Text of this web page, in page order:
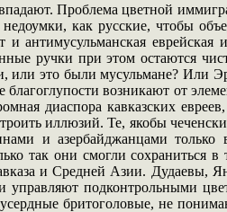
Проблема цветной
как русские, чтобы
антимусульманская
ручки при этом остаются
или это были мусульмане? Или
благоглупости возникают от
диаспора кавказских
иллюзий. Те, якобы
и азербайджанцами
так они смогли сохраниться
и Средней Азии.
управляют подконтрольными
бритоголовые, не